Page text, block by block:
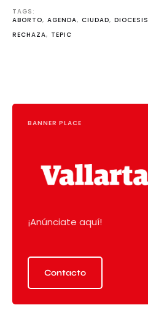
TAGS:
ABORTO, AGENDA, CIUDAD, DIOCESIS
RECHAZA, TEPIC
BANNER PLACE
¡Anúnciate aquí!
Contacto